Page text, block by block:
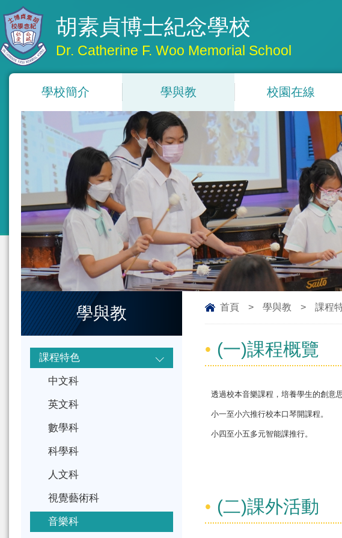
胡素貞博士紀念學校
Dr. Catherine F. Woo Memorial School
學校簡介 學與教 校園在線
首頁 > 學與教 > 課程
(一)課程概覽
透過校本音樂課程，培養學生的創意
小一至小六推行校本口琴開課程。
小四至小五多元智能課推行。
(二)課外活動
學與教
課程特色
中文科
英文科
數學科
科學科
人文科
視覺藝術科
音樂科